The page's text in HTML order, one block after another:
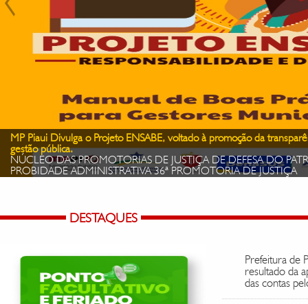
MP Piaui Divulga o Projeto ENSABE, voltado à promoção da
gestão pública.
NÚCLEO DAS PROMOTORIAS DE JUSTIÇA DE DEFESA DO
PROBIDADE ADMINISTRATIVA 36ª PROMOTORIA DE JUSTIÇA
DESTAQUES
Prefeitura de
resultado da
das contas